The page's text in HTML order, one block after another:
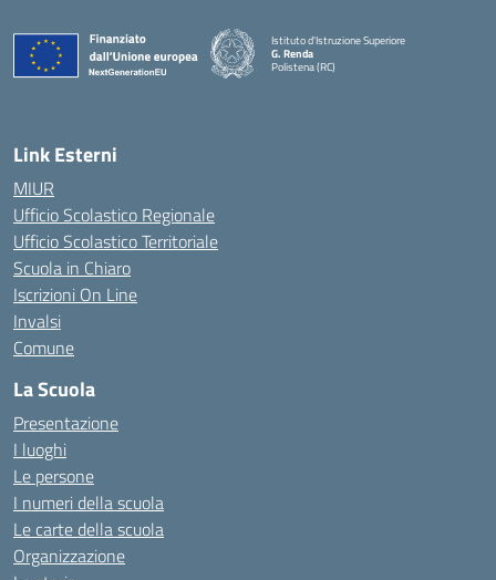
Istituto d'Istruzione Superiore
G. Renda
Polistena (RC)
Link Esterni
MIUR
Ufficio Scolastico Regionale
Ufficio Scolastico Territoriale
Scuola in Chiaro
Iscrizioni On Line
Invalsi
Comune
La Scuola
Presentazione
I luoghi
Le persone
I numeri della scuola
Le carte della scuola
Organizzazione